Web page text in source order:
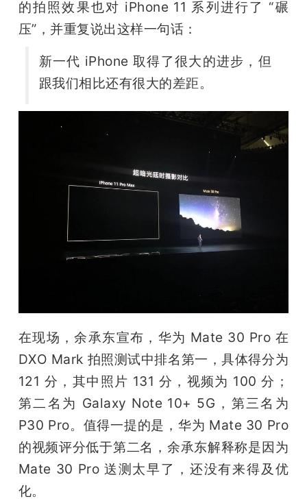
的拍照效果也对 iPhone 11 系列进行了 “碾
压”，并重复说出这样一句话：
新一代 iPhone 取得了很大的进步，但
跟我们相比还有很大的差距。
在现场，余承东宣布，华为 Mate 30 Pro 在
DXO Mark 拍照测试中排名第一，具体得分为
121 分，其中照片 131 分，视频为 100 分；
第二名为 Galaxy Note 10+ 5G，第三名为
P30 Pro。值得一提的是，华为 Mate 30 Pro
的视频评分低于第二名，余承东解释称是因为
Mate 30 Pro 送测太早了，还没有来得及优
化。